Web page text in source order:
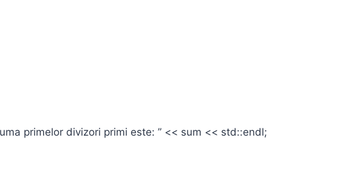
primelor divizori primi este: ” << sum << std::endl;